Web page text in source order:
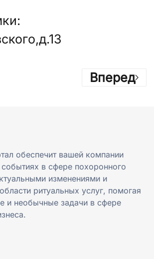
Вперед
обеспечит вашей компании
в сфере похоронного
изменениями и
ритуальных услуг, помогая
и необычные задачи в сфере